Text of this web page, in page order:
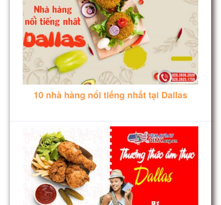
10 nhà hàng nổi tiếng nhất tại Dallas